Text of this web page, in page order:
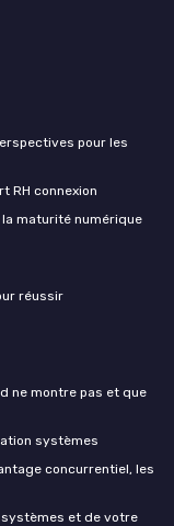
pour les
RH connexion
maturité numérique
réussir
ne montre pas et que
systèmes
concurrentiel, les
et de votre